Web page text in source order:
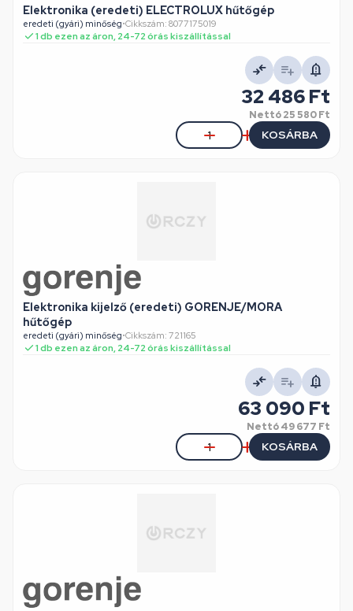
Elektronika (eredeti) ELECTROLUX hűtőgép
eredeti (gyári) minőség•Cikkszám: 8077175019
1 db ezen az áron, 24-72 órás kiszállítással
32 486 Ft
Nettó25 580 Ft
KOSÁRBA
Elektronika kijelző (eredeti) GORENJE/MORA
hűtőgép
eredeti (gyári) minőség•Cikkszám: 721165
1 db ezen az áron, 24-72 órás kiszállítással
63 090 Ft
Nettó49 677 Ft
KOSÁRBA